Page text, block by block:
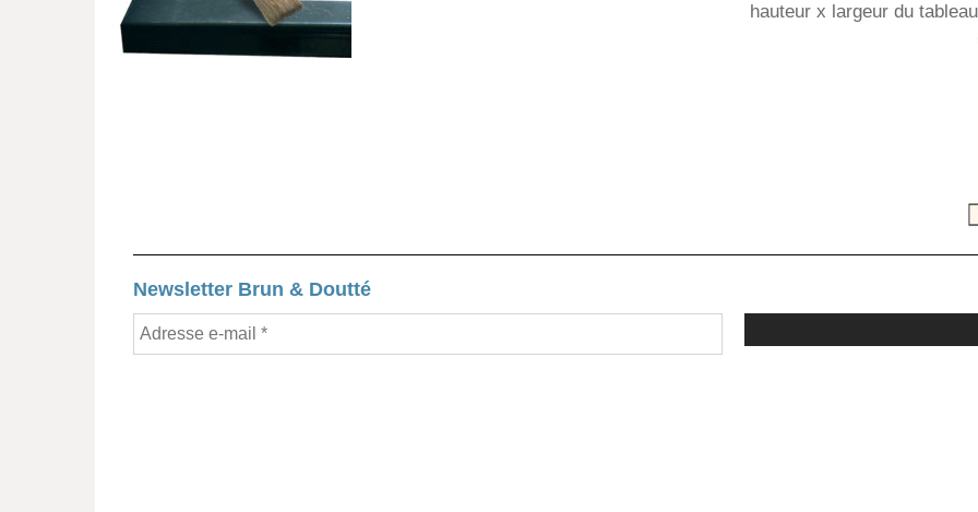
hauteur x largeur du
Newsletter Brun & Doutté